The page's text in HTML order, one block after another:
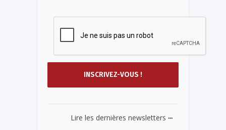
Lire les dernières newsletters ...